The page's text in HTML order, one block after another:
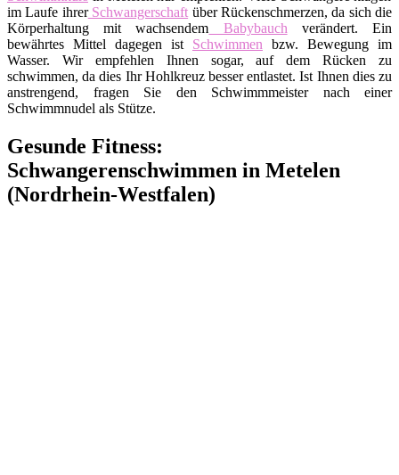
im Laufe ihrerSchwangerschaft über Rückenschmerzen, da sich die
Körperhaltung mit wachsendem Babybauch verändert. Ein
bewährtes Mittel dagegen ist Schwimmen bzw. Bewegung im
Wasser. Wir empfehlen Ihnen sogar, auf dem Rücken zu
schwimmen, da dies Ihr Hohlkreuz besser entlastet. Ist Ihnen dies zu
anstrengend, fragen Sie den Schwimmmeister nach einer
Schwimmnudel als Stütze.
Gesunde Fitness:
Schwangerenschwimmen in Metelen
(Nordrhein-Westfalen)